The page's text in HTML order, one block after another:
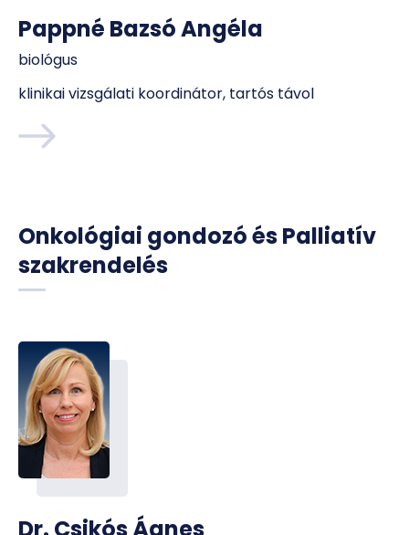
Pappné Bazsó Angéla
biológus
klinikai vizsgálati koordinátor, tartós távol
Onkológiai gondozó és Palliatív
szakrendelés